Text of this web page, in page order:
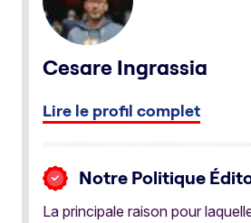
Cesare Ingrassia
Lire le profil complet
Notre Politique
La principale raison pour